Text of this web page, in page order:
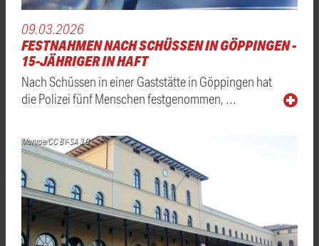
09.03.2026
FESTNAHMEN NACH SCHÜSSEN IN GÖPPINGEN -
15-JÄHRIGER IN HAFT
Nach Schüssen in einer Gaststätte in Göppingen hat
die Polizei fünf Menschen festgenommen, …
Monroe/CC BY-SA 3.0